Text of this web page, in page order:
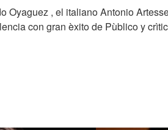
, el italiano Antonio
con gran èxito de Pùblico y